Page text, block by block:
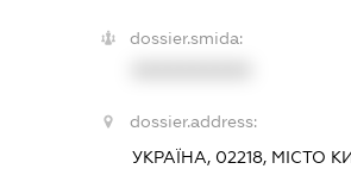
dossier.smida:
dossier.address:
УКРАЇНА, 02218, МІСТО